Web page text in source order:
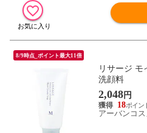
8/9時点_ポイント最大11倍
リサージ モ
洗顔料
2,048円
18
アーバンコス